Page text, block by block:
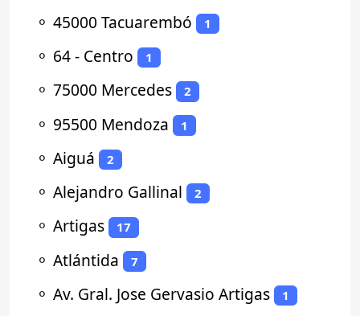
⚬ 45000 Tacuarembó 1
⚬ 64 - Centro 1
⚬ 75000 Mercedes 2
⚬ 95500 Mendoza 1
⚬ Aiguá 2
⚬ Alejandro Gallinal 2
⚬ Artigas 17
⚬ Atlántida 7
⚬ Av. Gral. Jose Gervasio Artigas 1